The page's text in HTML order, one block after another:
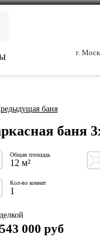
г.
баня
баня
Общая площадь
12 м²
Кол-во комнат
1
543 000 руб